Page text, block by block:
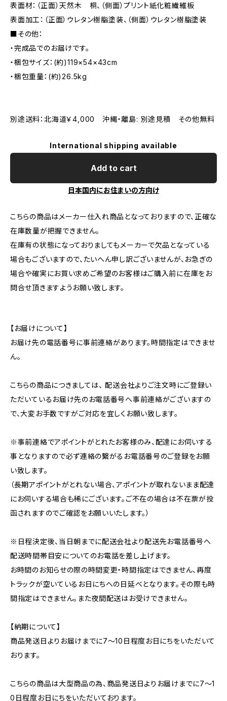
表面材：（正面）天然木 桐、（側面）プリント紙化粧繊維板
表面加工：（正面）ウレタン樹脂塗装、（側面）ウレタン樹脂塗装
■その他：
・完成品でのお届けです。
・梱包サイズ：(約)119×54×43cm
・梱包重量：(約)26.5kg
別途送料：北海道￥4,000 沖縄・離島: 別途見積 その他無料
International shipping available
Add to cart
日本国内にお住まいの方向け
こちらの商品はメーカー仕入れ商品となっておりますので、正確な
在庫数量が把握できません。
在庫有の状態になっておりましてもメーカーで欠品となっている
場合もございますので、たいへん申し訳ございませんが、お急ぎの
場合や確実にお買い求めご希望のお客様はご購入前に在庫をお
問合せ頂きますようお願い致します。
【お届けについて】
お届け先の電話番号に事前連絡があります。時間指定はできませ
ん。
こちらの商品につきましては、 配送会社よりご注文時にご登録い
ただいているお届け先のお電話番号へ事前連絡がございますの
で、大変お手数ですがご対応を宜しくお願い致します。
※事前連絡でアポイントがとれたお客様のみ、配達にお伺いする
事となりますので必ず連絡の繋がるお電話番号のご登録をお願
い致します。
（長期アポイントがとれない場合、アポイントが取れないまま配達
にお伺いする場合も稀にございます。ご不在の場合は不在票が投
函されますのでご確認をお願いいたします。）
※日程決定後、当日朝までに配送会社より配送先お電話番号へ
配送時間帯目安についてのお電話を差し上げます。
お時間のお知らせの際の時間変更・時間指定はできません、再度
トラックが空いているお日にちへの日延べとなります。その際も時
間指定はできません。また夜間配送はお受けできません。
【納期について】
商品発送日よりお届けまでに7～10日程度お日にちをいただいて
おります。
こちらの商品は大型商品の為、商品発送日よりお届けまでに7～1
0日程度お日にちをいただいております。